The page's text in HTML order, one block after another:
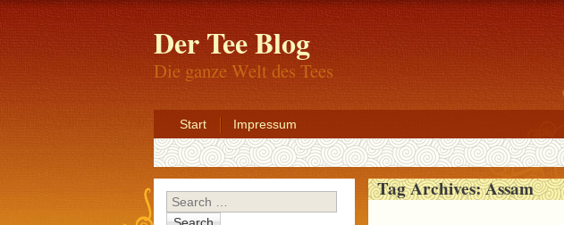
Der Tee Blog
Die ganze Welt des Tees
Start
Impressum
Tag Archives:Assam
Search